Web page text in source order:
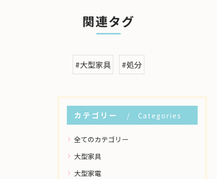
関連タグ
#大型家具 #処分
カテゴリー Categories
全てのカテゴリー
大型家具
大型家電